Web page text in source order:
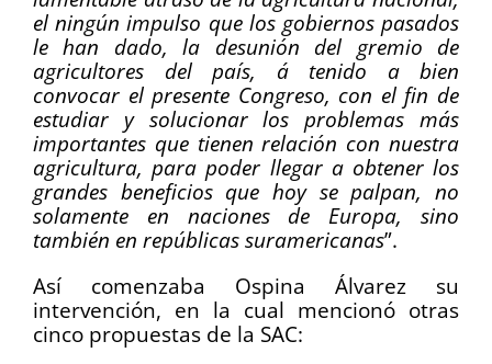
el ningún impulso que los gobiernos pasados
le han dado, la desunión del gremio de
agricultores del país, á tenido a bien
convocar el presente Congreso, con el fin de
estudiar y solucionar los problemas más
importantes que tienen relación con nuestra
agricultura, para poder llegar a obtener los
grandes beneficios que hoy se palpan, no
solamente en naciones de Europa, sino
también en repúblicas suramericanas”.
Así comenzaba Ospina Álvarez su
intervención, en la cual mencionó otras
cinco propuestas de la SAC: